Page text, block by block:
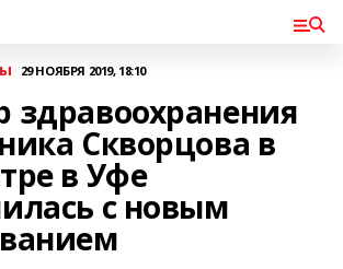
29 НОЯБРЯ 2019, 18:10
здравоохранения
Скворцова в
в Уфе
с новым